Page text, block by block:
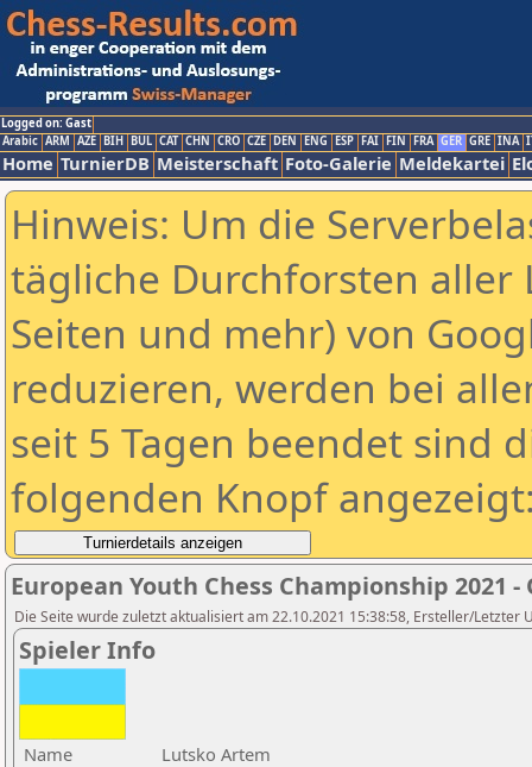
Logged on: Gast
Arabic ARM AZE BIH BUL CAT CHN CRO CZE DEN ENG ESP FAI FIN FRA GER GRE INA
Home TurnierDB Meisterschaft Foto-Galerie Meldekartei
Hinweis: Um die
tägliche Durchforsten aller
Seiten und mehr) von
reduzieren, werden bei
seit 5 Tagen beendet sind
folgenden Knopf
European Youth Chess Championship 2021 -
Die Seite wurde zuletzt aktualisiert am 22.10.2021 15:38:58, Ersteller/Letzter
Spieler Info
Name
Lutsko Artem